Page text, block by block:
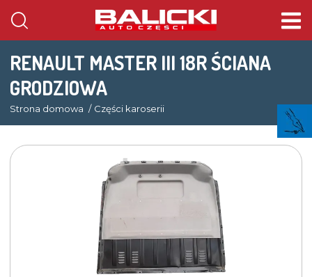
RENAULT MASTER III 18R ŚCIANA
GRODZIOWA
Strona domowa Części karoserii